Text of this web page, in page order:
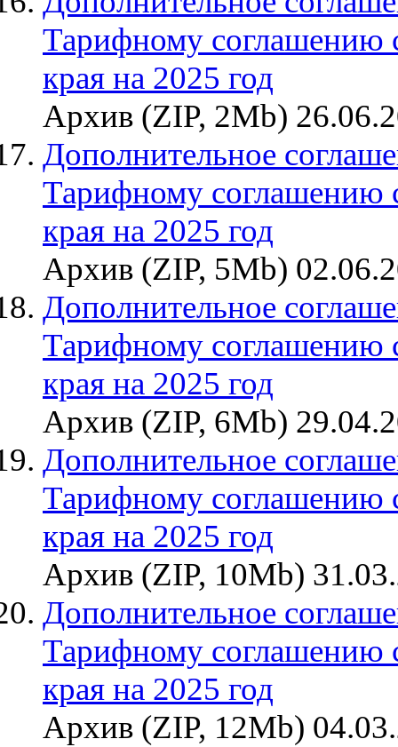
Тарифному соглашению
края на 2025 год
Архив (ZIP, 2Mb)
Дополнительное
Тарифному соглашению
края на 2025 год
Архив (ZIP, 5Mb)
Дополнительное
Тарифному соглашению
края на 2025 год
Архив (ZIP, 6Mb)
Дополнительное
Тарифному соглашению
края на 2025 год
Архив (ZIP, 10Mb)
Дополнительное
Тарифному соглашению
края на 2025 год
Архив (ZIP, 12Mb)